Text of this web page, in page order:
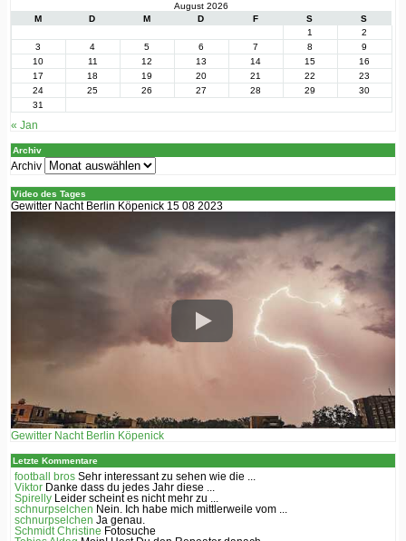
August 2026
M
D M D F S
S
1
2
3
4 5 6 7 8
9
10
11 12 13 14 15
16
17
18 19 20 21 22
23
24
25 26 27 28 29
30
31
« Jan
Archiv
Archiv
Video des Tages
Gewitter Nacht Berlin Köpenick 15 08 2023
Gewitter Nacht Berlin Köpenick
Letzte Kommentare
football bros Sehr interessant zu sehen wie die ...
Viktor Danke dass du jedes Jahr diese ...
Spirelly
Leider scheint es nicht mehr zu ...
schnurpselchen Nein. Ich habe mich mittlerweile vom ...
schnurpselchen Ja genau.
Schmidt Christine Fotosuche